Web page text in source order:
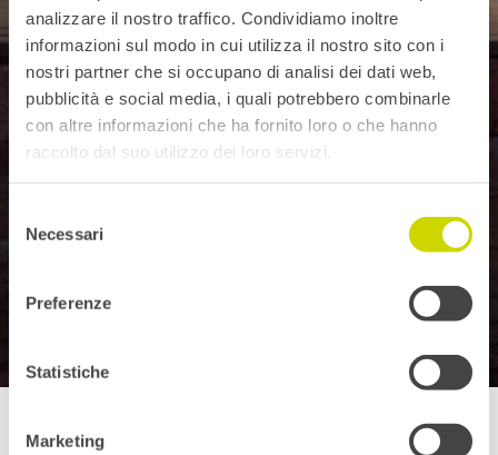
analizzare il nostro traffico. Condividiamo inoltre
informazioni sul modo in cui utilizza il nostro sito con i
nostri partner che si occupano di analisi dei dati web,
pubblicità e social media, i quali potrebbero combinarle
con altre informazioni che ha fornito loro o che hanno
raccolto dal suo utilizzo dei loro servizi.
delNecessari
Preferenze
Statistiche
Marketing